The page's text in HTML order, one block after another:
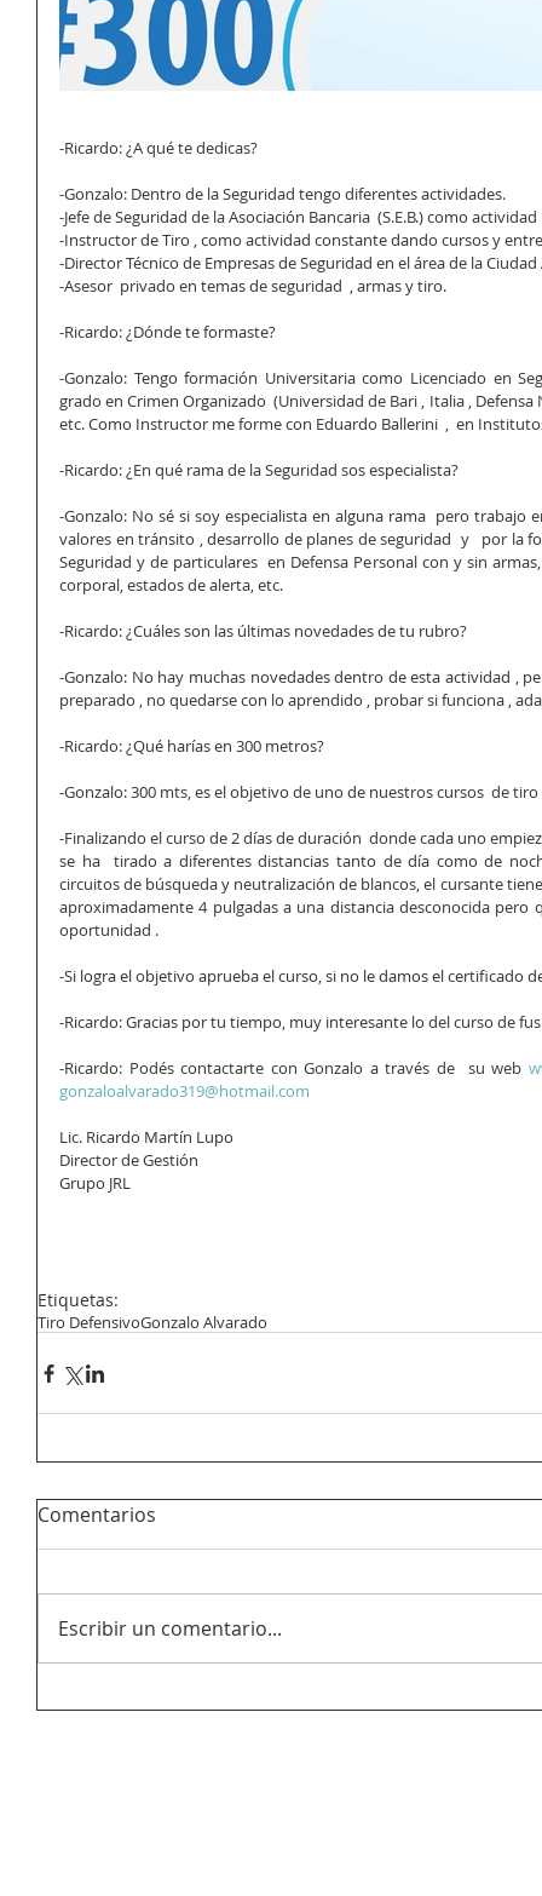
-Ricardo: ¿A qué te dedicas?
-Gonzalo: Dentro de la Seguridad tengo diferentes actividades.
-Jefe de Seguridad de la Asociación Bancaria  (S.E.B.) como
-Instructor de Tiro , como actividad constante dando cursos y
-Director Técnico de Empresas de Seguridad en el área de la
-Asesor  privado en temas de seguridad  , armas y tiro.
-Ricardo: ¿Dónde te formaste?
-Gonzalo: Tengo formación Universitaria como Licenciado en
grado en Crimen Organizado  (Universidad de Bari , Italia , Defensa
etc. Como Instructor me forme con Eduardo Ballerini  ,  en
-Ricardo: ¿En qué rama de la Seguridad sos especialista?
-Gonzalo: No sé si soy especialista en alguna rama  pero trabajo
valores en tránsito , desarrollo de planes de seguridad  y   por la
Seguridad y de particulares  en Defensa Personal con y sin
corporal, estados de alerta, etc.
-Ricardo: ¿Cuáles son las últimas novedades de tu rubro?
-Gonzalo: No hay muchas novedades dentro de esta actividad ,
preparado , no quedarse con lo aprendido , probar si funciona ,
-Ricardo: ¿Qué harías en 300 metros?
-Gonzalo: 300 mts, es el objetivo de uno de nuestros cursos  de
-Finalizando el curso de 2 días de duración  donde cada uno
se ha  tirado a diferentes distancias tanto de día como de
circuitos de búsqueda y neutralización de blancos, el cursante
aproximadamente 4 pulgadas a una distancia desconocida
oportunidad .
-Si logra el objetivo aprueba el curso, si no le damos el certificado
-Ricardo: Gracias por tu tiempo, muy interesante lo del curso de
-Ricardo: Podés contactarte con Gonzalo a través de  su web
gonzaloalvarado319@hotmail.com
Lic. Ricardo Martín Lupo
Director de Gestión
Grupo JRL
Etiquetas:
Tiro DefensivoGonzalo Alvarado
Comentarios
Escribir un comentario...